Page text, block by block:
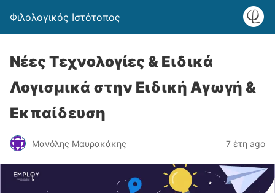
Φιλολογικός Ιστότοπος
Νέες Τεχνολογίες & Ειδικά
Λογισμικά στην Ειδική Αγωγή &
Εκπαίδευση
Μανόλης Μαυρακάκης 7 έτη ago